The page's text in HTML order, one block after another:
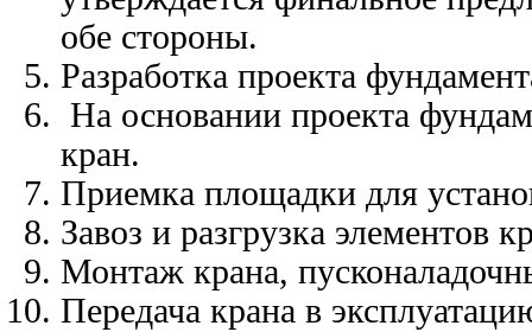
обе стороны.
Разработка проекта
На основании проекта
кран.
Приемка площадки для
Завоз и разгрузка элементов
Монтаж крана,
Передача крана в